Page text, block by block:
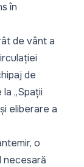
în
de vânt a
de
„Spații
eliberare a
o
necesară